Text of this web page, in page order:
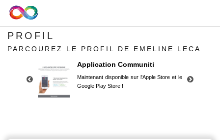
PROFIL
PARCOUREZ LE PROFIL DE EMELINE LECA
Application Communiti
Maintenant disponible sur l'Apple Store et le
Google Play Store !